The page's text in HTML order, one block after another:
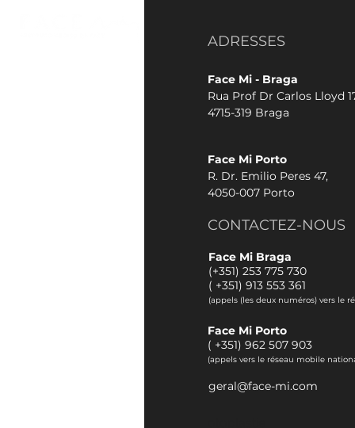
ADRESSES
Face Mi - Braga
Rua Prof Dr Carlos Lloyd
4715-319 Braga
Face Mi Porto
R. Dr. Emilio Peres 47,
4050-007 Porto
CONTACTEZ-NOUS
Face Mi Braga
(+351) 253 775 730
( +351) 913 553 361
(appels (les deux numéros) vers le
Face Mi Porto
( +351) 962 507 903
(appels vers le réseau mobile
geral@face-mi.com